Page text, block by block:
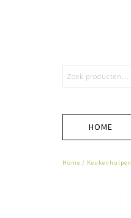
HOME
Home / Keukenhulpen